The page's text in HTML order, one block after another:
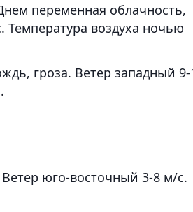
переменная облачность,
воздуха ночью
гроза. Ветер западный 9-
юго-восточный 3-8 м/с.